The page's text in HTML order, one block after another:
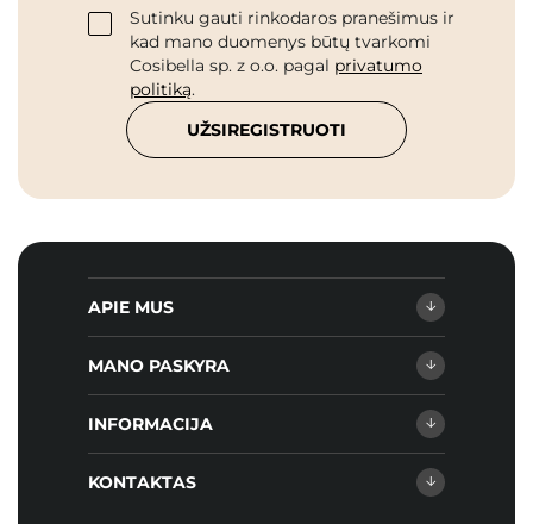
Sutinku gauti rinkodaros pranešimus ir
kad mano duomenys būtų tvarkomi
Cosibella sp. z o.o. pagal privatumo
politiką.
UŽSIREGISTRUOTI
APIE MUS
MANO PASKYRA
INFORMACIJA
KONTAKTAS